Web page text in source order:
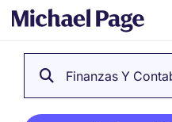
Finanzas Y